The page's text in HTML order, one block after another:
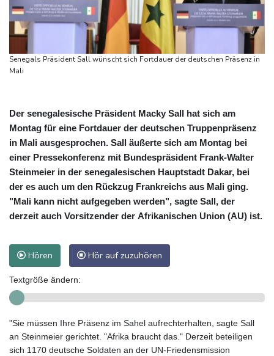
Senegals Präsident Sall wünscht sich Fortdauer der deutschen Präsenz in
Mali
Der senegalesische Präsident Macky Sall hat sich am
Montag für eine Fortdauer der deutschen Truppenpräsenz
in Mali ausgesprochen. Sall äußerte sich am Montag bei
einer Pressekonferenz mit Bundespräsident Frank-Walter
Steinmeier in der senegalesischen Hauptstadt Dakar, bei
der es auch um den Rückzug Frankreichs aus Mali ging.
"Mali kann nicht aufgegeben werden", sagte Sall, der
derzeit auch Vorsitzender der Afrikanischen Union (AU) ist.
Hören Hör auf zuzuhören
Textgröße ändern:
"Sie müssen Ihre Präsenz im Sahel aufrechterhalten, sagte Sall
an Steinmeier gerichtet. "Afrika braucht das." Derzeit beteiligen
sich 1170 deutsche Soldaten an der UN-Friedensmission